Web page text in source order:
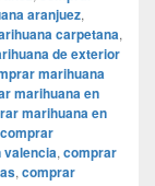
aranjuez,
carpetana,
de exterior
marihuana
marihuana en
marihuana en
comprar
valencia, comprar
, comprar